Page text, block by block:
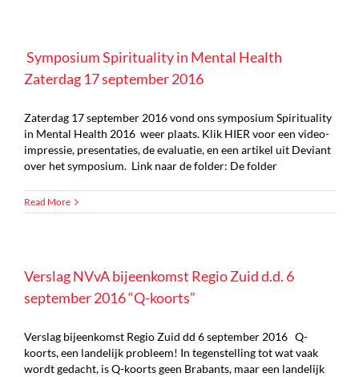
Symposium Spirituality in Mental Health
Zaterdag 17 september 2016
Zaterdag 17 september 2016 vond ons symposium Spirituality
in Mental Health 2016 weer plaats. Klik HIER voor een video-
impressie, presentaties, de evaluatie, en een artikel uit Deviant
over het symposium. Link naar de folder: De folder
Read More
Verslag NVvA bijeenkomst Regio Zuid d.d. 6
september 2016 “Q-koorts”
Verslag bijeenkomst Regio Zuid dd 6 september 2016 Q-
koorts, een landelijk probleem! In tegenstelling tot wat vaak
wordt gedacht, is Q-koorts geen Brabants, maar een landelijk